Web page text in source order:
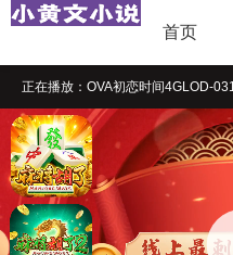
首页
播放卡顿时，请做适当缓冲
如果觉得不错，请点击下方横幅广